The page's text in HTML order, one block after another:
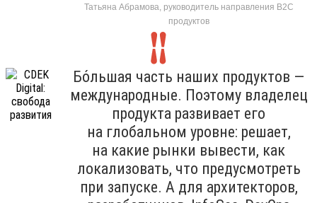
Татьяна Абрамова, руководитель направления B2C
продуктов
Бо́льшая часть наших продуктов —
международные. Поэтому владелец
продукта развивает его
на глобальном уровне: решает,
на какие рынки вывести, как
локализовать, что предусмотреть
при запуске. А для архитекторов,